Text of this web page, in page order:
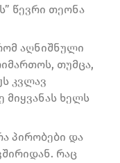
წევრი თეონა
აღნიშნული
თუმცა,
კვლავ
მიყვანას ხელს
პირობები და
რაც